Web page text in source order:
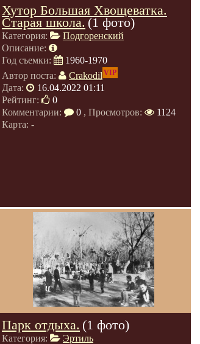
Хутор Большая Хвощеватка.
Старая школа.(1 фото)
Категория:
Подгоренский
Описание:
Год съемки:
1960-1970
Автор поста:
Crakodil VIP
Дата:
16.04.2022 01:11
Рейтинг:
0
Комментарии:
0 , Просмотров:
1124
Карта: -
Парк отдыха. (1 фото)
Категория:
Эртиль